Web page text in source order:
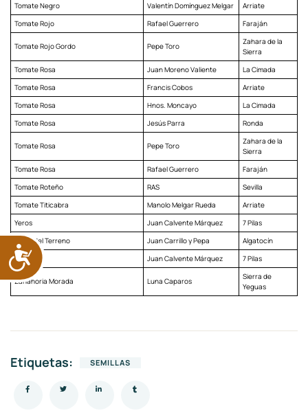
ACCESIBILIDAD
Tomate Negro
Valentín Domínguez Melgar
Arriate
Tomate Rojo
Rafael Guerrero Faraján
Tomate Rojo Gordo Pepe Toro
Zahara de la
Sierra
Tomate Rosa
Juan Moreno Valiente
La Cimada
Tomate Rosa
Francis Cobos
Arriate
Tomate Rosa
Hnos. Moncayo
La Cimada
Tomate Rosa
Jesús Parra Ronda
Tomate Rosa Pepe Toro
Zahara de la
Sierra
Tomate Rosa
Rafael Guerrero
Faraján
Tomate Roteño
RAS
Sevilla
Tomate Titicabra
Manolo Melgar Rueda
Arriate
Yeros
Juan Calvente Márquez
7 Pilas
Yeros del Terreno
Juan Carrillo y Pepa
Algatocín
Zaina
Juan Calvente Márquez 7 Pilas
Zanahoria Morada Luna Caparos
Sierra de
Yeguas
Etiquetas: SEMILLAS